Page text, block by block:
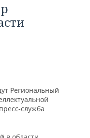
Региональный
служба